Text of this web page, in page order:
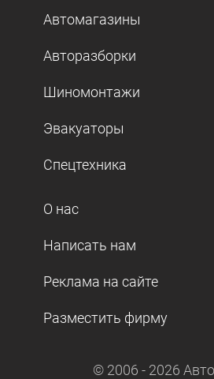
Автомагазины
Авторазборки
Шиномонтажи
Эвакуаторы
Спецтехника
О нас
Написать нам
Реклама на сайте
Разместить фирму
© 2006 - 2026